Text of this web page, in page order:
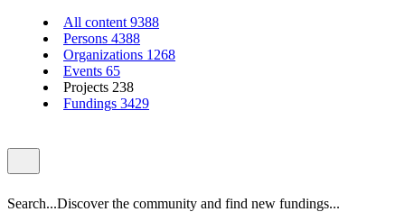
All content 9388
Persons 4388
Organizations 1268
Events 65
Projects 238
Fundings 3429
Search...Discover the community and find new fundings...